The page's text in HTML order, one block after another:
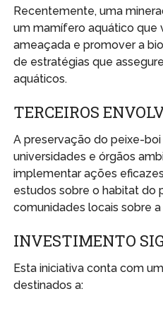
Recentemente, uma
um mamífero aquático que
ameaçada e promover a
de estratégias que
aquáticos.
TERCEIROS
A preservação do peixe-boi
universidades e órgãos
implementar ações
estudos sobre o habitat do
comunidades locais sobre
INVESTIMENTO
Esta iniciativa conta com um
destinados a: